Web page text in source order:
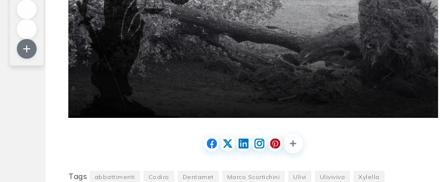
Tags abbattimenti Codiro Dentamet Marco Scortichini Ulivi Ulivivivo Xylella